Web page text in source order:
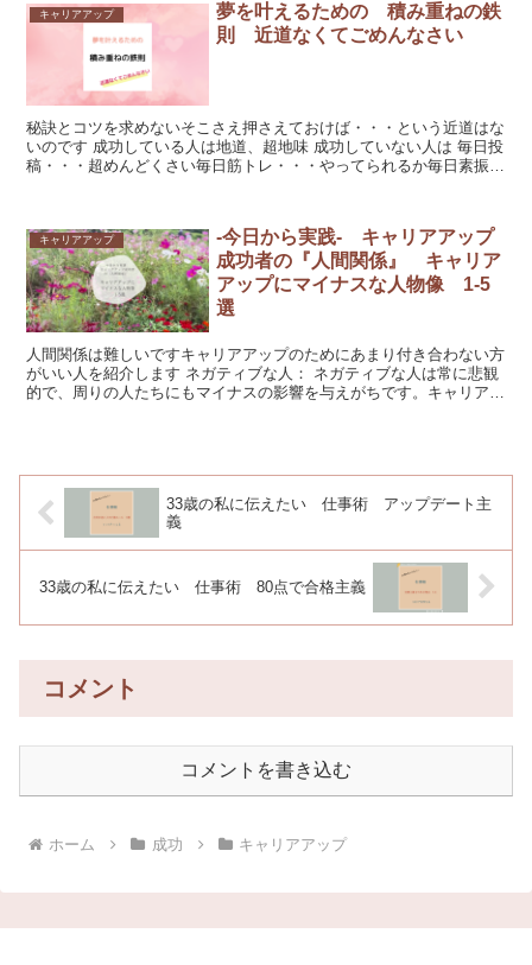
キャリアアップ
夢を叶えるための 積み重ねの鉄
則 近道なくてごめんなさい
秘訣とコツを求めないそこさえ押さえておけば・・・という近道はな
いのです 成功している人は地道、超地味 成功していない人は 毎日投
稿・・・超めんどくさい毎日筋トレ・・・やってられるか毎日素振
キャリアアップ
-今日から実践- キャリアアップ
成功者の『人間関係』 キャリア
アップにマイナスな人物像 1-5
選
人間関係は難しいですキャリアアップのためにあまり付き合わない方
がいい人を紹介します ネガティブな人： ネガティブな人は常に悲観
的で、周りの人たちにもマイナスの影響を与えがちです。キャリアア
33歳の私に伝えたい 仕事術 アップデート主
義
33歳の私に伝えたい 仕事術 80点で合格主義
コメント
コメントを書き込む
ホーム 成功 キャリアアップ